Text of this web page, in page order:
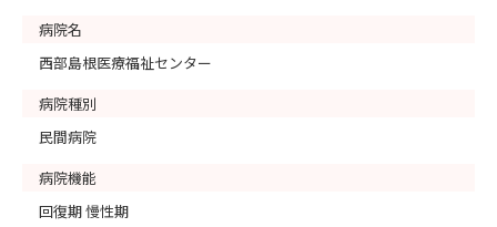
病院名
西部島根医療福祉センター
病院種別
民間病院
病院機能
回復期 慢性期